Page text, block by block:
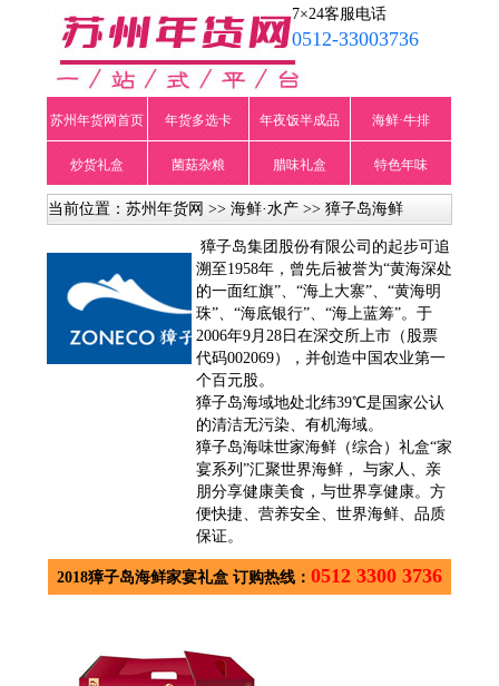
7×24客服电话
0512-33003736
苏州年货网首页 年货多选卡 年夜饭半成品 海鲜·牛排
炒货礼盒 菌菇杂粮 腊味礼盒 特色年味
联系我们
当前位置： 苏州年货网 >> 海鲜·水产 >> 獐子岛海鲜
獐子岛集团股份有限公司的起步可追
溯至1958年，曾先后被誉为“黄海深处
的一面红旗”、“海上大寨”、“黄海明
珠”、“海底银行”、“海上蓝筹”。于
2006年9月28日在深交所上市（股票
代码002069），并创造中国农业第一
个百元股。
獐子岛海域地处北纬39℃是国家公认
的清洁无污染、有机海域。
獐子岛海味世家海鲜（综合）礼盒“家
宴系列”汇聚世界海鲜， 与家人、亲
朋分享健康美食，与世界享健康。方
便快捷、营养安全、世界海鲜、品质
保证。
2018獐子岛海鲜家宴礼盒 订购热线： 0512 3300 3736